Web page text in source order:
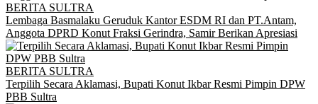
BERITA SULTRA
Lembaga Basmalaku Geruduk Kantor ESDM RI dan PT.Antam,
Anggota DPRD Konut Fraksi Gerindra, Samir Berikan Apresiasi
BERITA SULTRA
Terpilih Secara Aklamasi, Bupati Konut Ikbar Resmi Pimpin DPW
PBB Sultra